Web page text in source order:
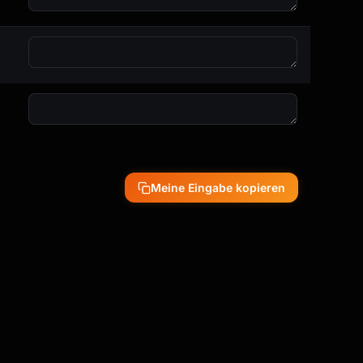
Meine Eingabe kopieren